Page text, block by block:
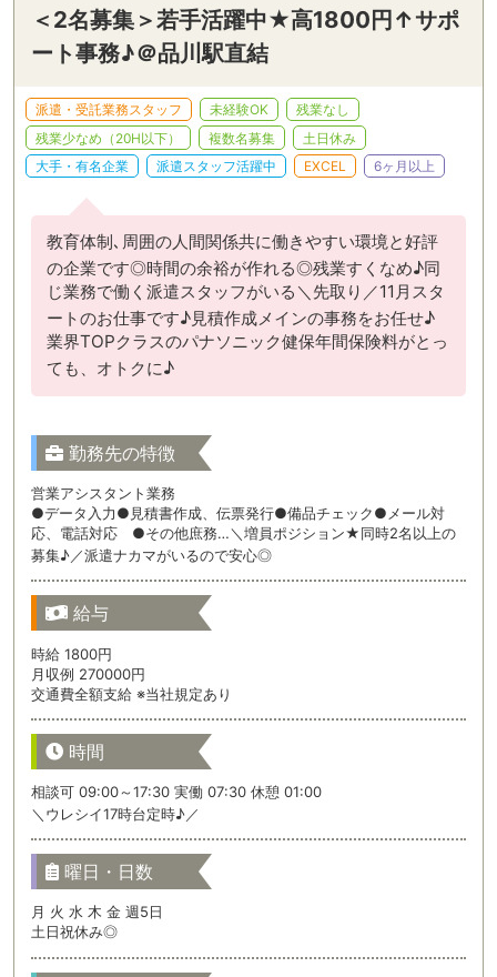
＜2名募集＞若手活躍中★高1800円↑サポ
ート事務♪＠品川駅直結
派遣・受託業務スタッフ 未経験OK
残業なし
残業少なめ（20H以下）
複数名募集
土日休み
大手・有名企業
派遣スタッフ活躍中 EXCEL 6ヶ月以上
教育体制､周囲の人間関係共に働きやすい環境と好評
の企業です◎時間の余裕が作れる◎残業すくなめ♪同
じ業務で働く派遣スタッフがいる＼先取り／11月スタ
ートのお仕事です♪見積作成メインの事務をお任せ♪
業界TOPクラスのパナソニック健保年間保険料がとっ
ても、オトクに♪
勤務先の特徴
営業アシスタント業務
●データ入力●見積書作成、伝票発行●備品チェック●メール対
応、電話対応 ●その他庶務…＼増員ポジション★同時2名以上の
募集♪／派遣ナカマがいるので安心◎
給与
時給 1800円
月収例 270000円
交通費全額支給 ※当社規定あり
時間
相談可 09:00～17:30 実働 07:30 休憩 01:00
＼ウレシイ17時台定時♪／
曜日・日数
月 火 水 木 金 週5日
土日祝休み◎